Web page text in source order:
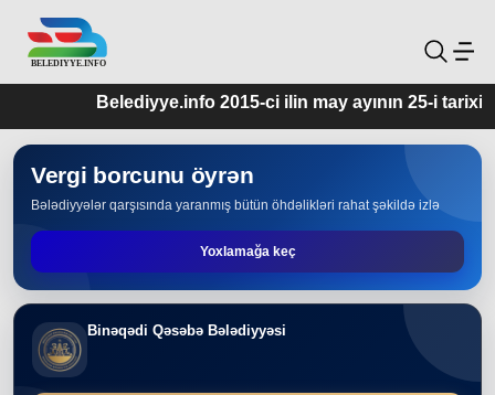
Belediyye.info 2015-ci ilin may ayının 25-i
Vergi borcunu öyrən
Bələdiyyələr qarşısında yaranmış bütün öhdəlikləri rahat şəkildə izlə
Yoxlamağa keç
Binəqədi Qəsəbə Bələdiyyəsi